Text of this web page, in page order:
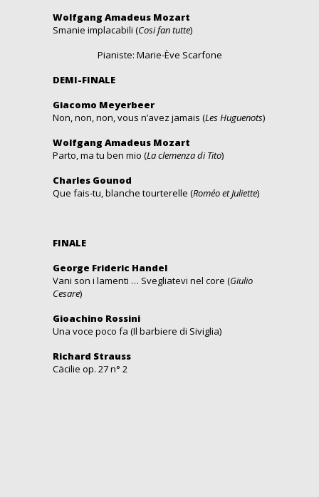
Wolfgang Amadeus Mozart
Smanie implacabili (Cosi fan tutte)
Pianiste: Marie-Ève Scarfone
DEMI-FINALE
Giacomo Meyerbeer
Non, non, non, vous n’avez jamais (Les Huguenots)
Wolfgang Amadeus Mozart
Parto, ma tu ben mio (La clemenza di Tito)
Charles Gounod
Que fais-tu, blanche tourterelle (Roméo et Juliette)
FINALE
George Frideric Handel
Vani son i lamenti … Svegliatevi nel core (Giulio
Cesare)
Gioachino Rossini
Una voce poco fa (Il barbiere di Siviglia)
Richard Strauss
Cäcilie op. 27 n° 2